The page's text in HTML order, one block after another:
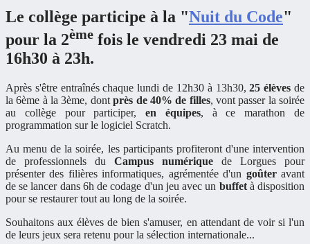
Le collège participe à la "Nuit du Code"
pour la 2ème fois le vendredi 23 mai de
16h30 à 23h.
Après s'être entraînés chaque lundi de 12h30 à 13h30,25 élèves de
la 6ème à la 3ème, dontprès de 40% de filles, vont passer la soirée
au collège pour participer,en équipes, à ce marathon de
programmation sur le logiciel Scratch.
Au menu de la soirée, les participants profiteront d'une intervention
de professionnels du Campus numérique de Lorgues pour
présenter des filières informatiques, agrémentée d'un goûteravant
de se lancer dans 6h de codage d'un jeu avec un buffetà disposition
pour se restaurer tout au long de la soirée.
Souhaitons aux élèves de bien s'amuser, en attendant de voir si l'un
de leurs jeux sera retenu pour la sélection internationale...